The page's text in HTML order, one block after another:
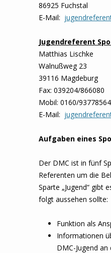
86925 Fuchstal
E-Mail:
Jugendreferent
Matthias Lischke
Walnußweg 23
39116 Magdeburg
Fax: 039204/866080
Mobil: 0160/93778564
E-Mail:
Aufgaben eines
Der DMC ist in fünf
Referenten um die
Sparte „Jugend“ gibt
folgt aussehen sollte:
Funktion als
Informationen
DMC-Jugend